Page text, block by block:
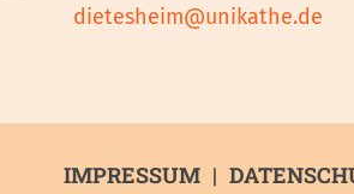
dietesheim@unikathe.de
IMPRESSUM